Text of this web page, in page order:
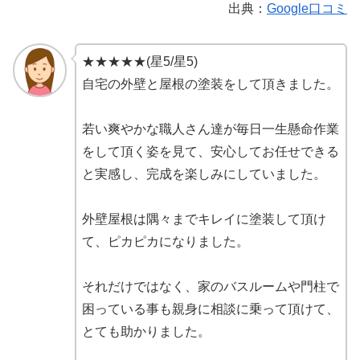
出典： Google口コミ
★★★★★(星5/星5)
自宅の外壁と屋根の塗装をして頂きました。
若い爽やかな職人さん達が毎日一生懸命作業
をして頂く姿を見て、安心してお任せできる
と実感し、完成を楽しみにしていました。
外壁屋根は隅々までキレイに塗装して頂け
て、ピカピカになりました。
それだけではなく、家のバスルームや門柱で
困っている事も親身に相談に乗って頂けて、
とても助かりました。